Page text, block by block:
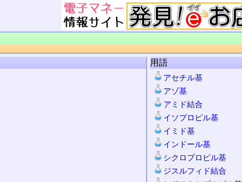
用語
アセチル基
アゾ基
アミド結合
イソプロピル基
イミド基
インドール基
シクロプロピル基
ジスルフィド結合